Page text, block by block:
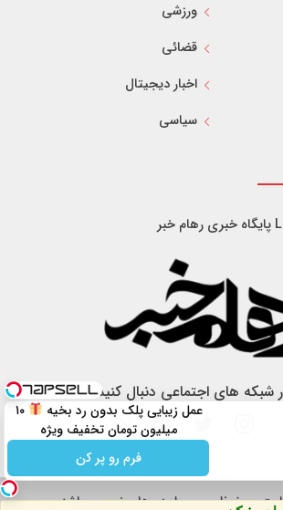
ورزشی
قضائی
اخبار دیجیتال
سیاسی
پایگاه خبری رهام خبر
شبکه های اجتماعی دنبال کنید
محفوظ و مربوط به رهام خبر می باشد.
عمل زیبایی پلک بدون رد بخیه
۱۰
میلیون تومان تخفیف ویژه
فرم رو پر کن